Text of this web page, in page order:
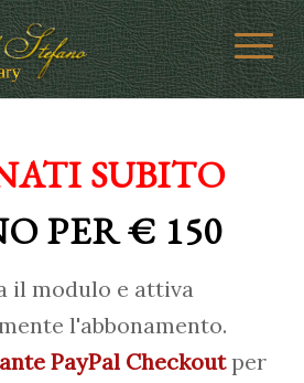
SUBITO
PER € 150
il modulo e attiva
l'abbonamento.
PayPal Checkoutper